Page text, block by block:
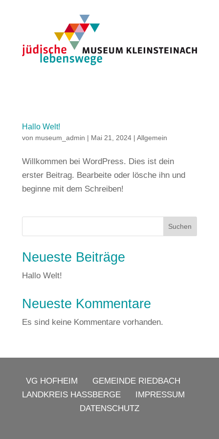
Hallo Welt!
von museum_admin | Mai 21, 2024| Allgemein
Willkommen bei WordPress. Dies ist dein
erster Beitrag. Bearbeite oder lösche ihn und
beginne mit dem Schreiben!
Suchen
Neueste Beiträge
Hallo Welt!
Neueste Kommentare
Es sind keine Kommentare vorhanden.
VG HOFHEIM
GEMEINDE RIEDBACH
LANDKREIS HASSBERGE
IMPRESSUM
DATENSCHUTZ